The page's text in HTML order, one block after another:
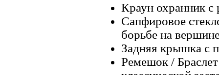
Краун охранник с
Сапфировое
борьбе на
Задняя крышка с
Ремешок /